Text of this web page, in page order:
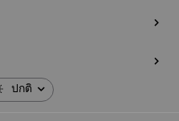
ปกติ